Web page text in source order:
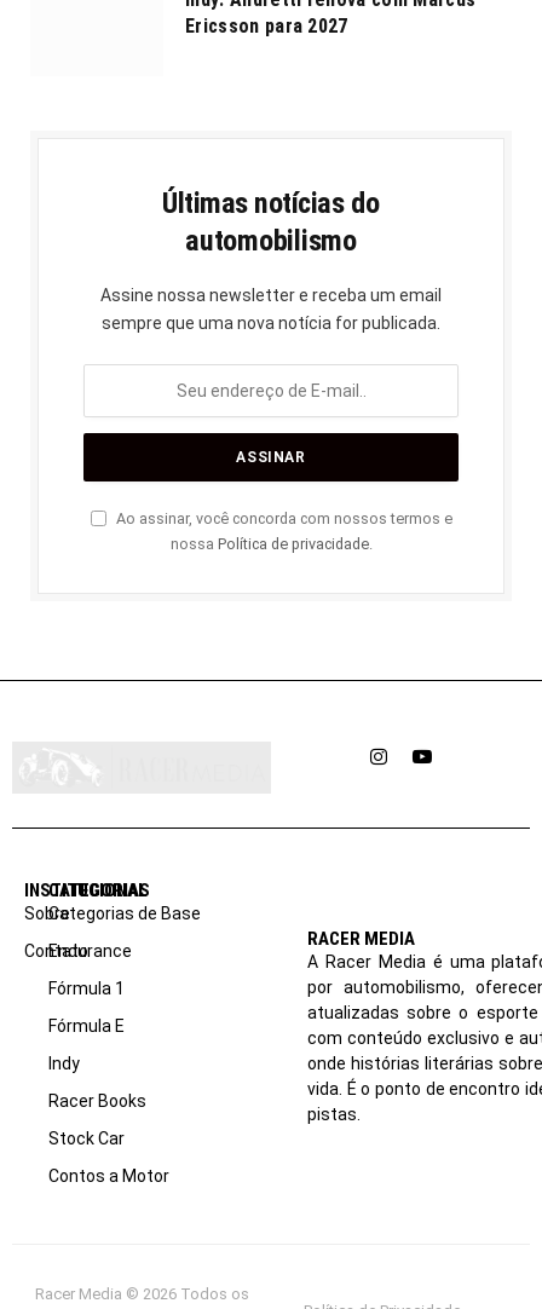
Ericsson para 2027
Últimas notícias do
automobilismo
Assine nossa newsletter e receba um email
sempre que uma nova notícia for publicada.
Ao assinar, você concorda com nossos termos e
nossa Política de privacidade.
InstagramYouTube
INSTITUCIONAL
Sobre
Contato
CATEGORIAS
Categorias de Base
Endurance
Fórmula 1
Fórmula E
Indy
Racer Books
Stock Car
Contos a Motor
RACER MEDIA
A Racer Media é uma
por automobilismo,
atualizadas sobre o
com conteúdo exclusivo e
onde histórias literárias
vida. É o ponto de encontro
pistas.
Racer Media © 2026 Todos os